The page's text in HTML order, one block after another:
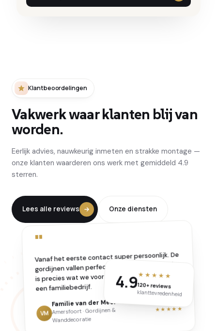
Klantbeoordelingen
Vakwerk waar klanten blij van
worden.
Eerlijk advies, nauwkeurig inmeten en strakke montage —
onze klanten waarderen ons werk met gemiddeld 4.9
sterren.
Lees alle reviews Onze diensten
"
Vanaf het eerste contact super persoonlijk. De
gordijnen vallen perfect en de wanddecoratie
is precies wat we voor ogen hadden — voelt als
een familiebedrijf.
VM
Familie van der Meer
Amersfoort · Gordijnen &
Wanddecoratie
★★★★★
4.9★★★★★
120+ reviews
klanttevredenheid